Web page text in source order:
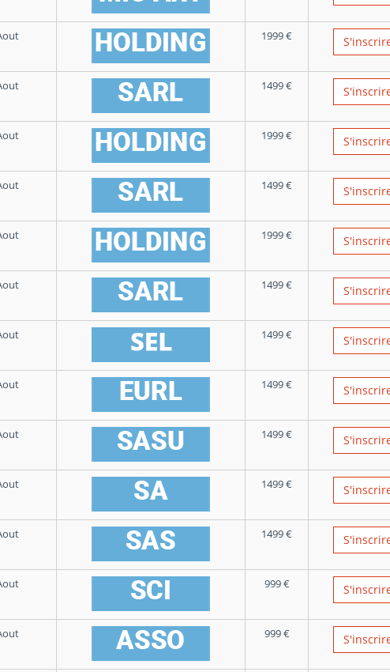
1999€
1499€
1999€
1499€
1999€
1499€
1499€
1499€
1499€
1499€
1499€
999€
999€